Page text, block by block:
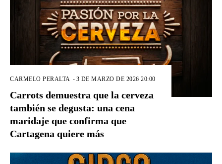
CARMELO PERALTA - 3 DE MARZO DE 2026 20:00
Carrots demuestra que la cerveza
también se degusta: una cena
maridaje que confirma que
Cartagena quiere más